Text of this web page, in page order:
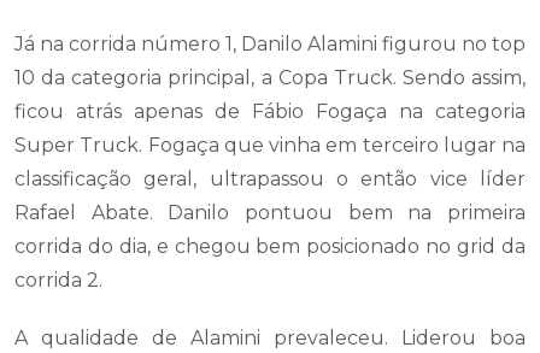
Já na corrida número 1, Danilo Alamini figurou no top
10 da categoria principal, a Copa Truck. Sendo assim,
ficou atrás apenas de Fábio Fogaça na categoria
Super Truck. Fogaça que vinha em terceiro lugar na
classificação geral, ultrapassou o então vice líder
Rafael Abate. Danilo pontuou bem na primeira
corrida do dia, e chegou bem posicionado no grid da
corrida 2.
A qualidade de Alamini prevaleceu. Liderou boa